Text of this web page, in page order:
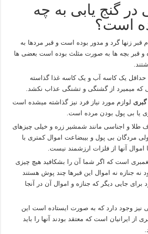
گنج یابی به چه
است؟
قبر زنها گرد و مدور بوده است و قبر مردها به
قبر بچه ها به صورت مثلث بوده است بعضی ها
حداقل یک کاسه آب و یک کاسه غذا گذاسته
میمیرد از گشنگی و تشنگی عذاب نکشد.
گبری لوازم مورد نیاز فرد نیز گذاشته میشده است
یا بی پول بودن مرده است.
طلا و اجناسی مانند شمشیر زره و خیلی چیزهای
ولی مردگان بی پول و بیبضاعت اموال کمتری با
اموال آنها از فلزات ارزشمند نیست.
است که اگر شما آن را بشکافید هیچ چیزی
نه جنازه نه اموال این قبرها چند پوش هستند
برای جایی دیگر که جنازه و اموال آن در آنجا
نیز وجود دارد که به صورت ایستاده است این
از ایرانیان است که معتقد بودند آنها را باید